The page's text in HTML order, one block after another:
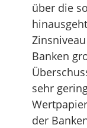
über die
Banken
sehr
der